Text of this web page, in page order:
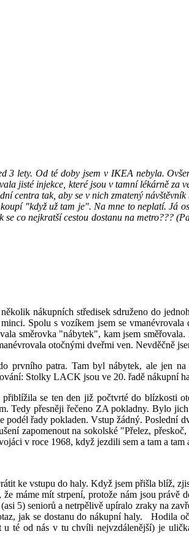
lety. Od té doby jsem v IKEA nebyla.
jisté injekce, které jsou v tamní lékárně za
centra tak, aby se v nich zmatený
"když už tam je". Na mne to neplatí. Já
co nejkratší cestou dostanu na metro???
nákupních středisek sdruženo do
Spolu s vozíkem jsem se
směrovka "nábytek", kam jsem
otočnými dveřmi ven. Nevděčně
prvního patra. Tam byl nábytek, ale jen
Stolky LACK jsou ve 20. řadě nákupní
přiblížila se ten den již počtvrté do blízkosti
Tedy přesněji řečeno ZA pokladny. Bylo
podél řady pokladen. Vstup žádný. Poslední
zapomenout na sokolské "Přelez,
v roce 1968, když jezdili sem a tam a
ke vstupu do haly. Když jsem přišla blíž,
že máme mít strpení, protože nám jsou
5) seniorů a netrpělivě upíralo zraky na
jak se dostanu do nákupní haly. Hodila
té od nás v tu chvíli nejvzdálenější) je